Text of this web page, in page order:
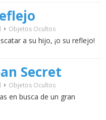
Objetos Ocultos
a su hijo, ¡o su reflejo!
Secret
Objetos Ocultos
en busca de un gran